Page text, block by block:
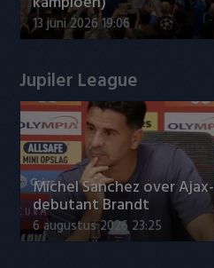
13 juni 2026 19:06
Jupiler League
Míchel Sanchez over Ajax-
debutant Brandt
6 augustus 2026 23:25